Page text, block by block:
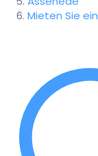
Mieten Sie